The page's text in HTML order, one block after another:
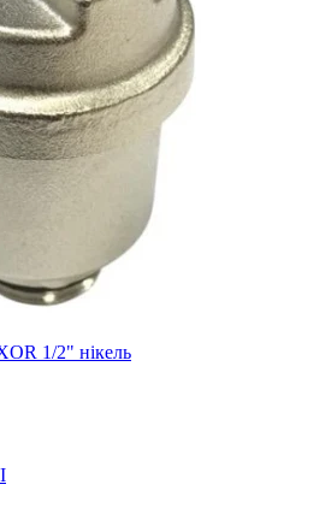
1/2" нікель